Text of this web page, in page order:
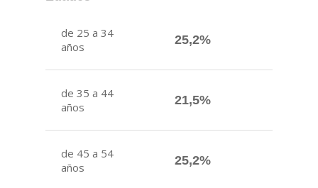
de 25 a 34
años
25,2%
de 35 a 44
años
21,5%
de 45 a 54
años
25,2%